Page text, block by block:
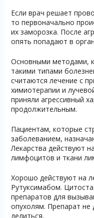
Если врач решает
то первоначально
их заморозка. После
опять попадают в
Основными методами,
такими типами
считаются лечение с
химиотерапии и
приняли агрессивный
продолжительным.
Пациентам, которые
заболеванием,
Лекарства действуют
лимфоцитов и ткани
Хорошо действуют на
Рутуксимабом.
препаратов для
опухолям. Препарат
делиться.